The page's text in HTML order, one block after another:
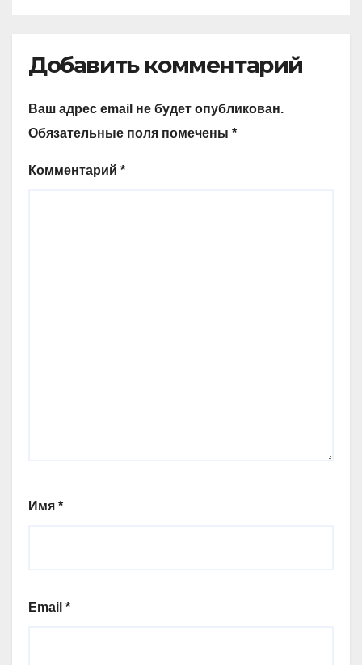
Добавить комментарий
Ваш адрес email не будет опубликован.
Обязательные поля помечены *
Комментарий *
Имя *
Email *